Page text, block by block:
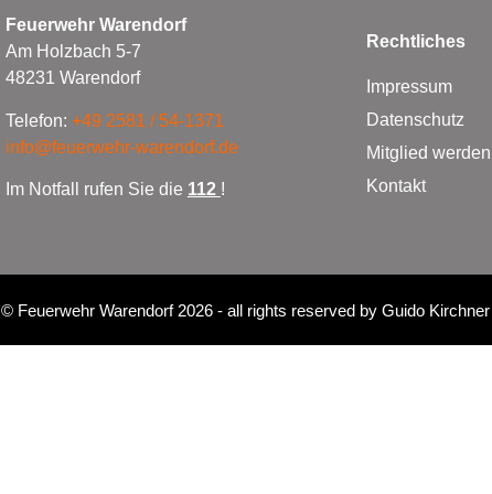
Feuerwehr Warendorf
Am Holzbach 5-7
48231 Warendorf
Telefon: +49 2581 / 54-1371
info@feuerwehr-warendorf.de
Im Notfall rufen Sie die 112 !
Rechtliches
Impressum
Datenschutz
Mitglied
Kontakt
© Feuerwehr Warendorf 2026- all rights reserved by Guido Kirchner